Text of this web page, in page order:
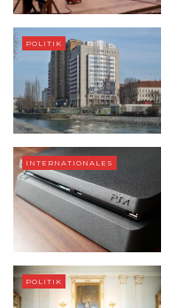
POLITIK
INTERNATIONALES
POLITIK